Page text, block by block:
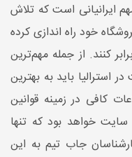
ایرانیانی است که تلاش
خود راه اندازی کرده
کنند. از جمله مهم‌ترین
باید به بهترین
کافی در زمینه قوانین
خواهد بود که تنها
جاب تیم به این